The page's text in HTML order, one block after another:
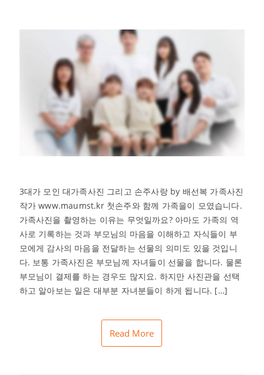
3대가 모인 대가족사진 그리고 손주사랑 by 배선복 가족사진
작가 www.maumst.kr 첫손주와 함께 가족을이 모였습니다.
가족사진을 촬영하는 이유는 무엇일까요? 아마도 가족의 역
사로 기록하는 것과 부모님의 마음을 이해하고 자식들이 부
모에게 감사의 마음을 전달하는 선물의 의미도 있을 것입니
다. 보통 가족사진은 부모님께 자녀들이 선물을 합니다. 물론
부모님이 결제를 하는 경우도 많지요. 하지만 사진관을 선택
하고 알아보는 일은 대부분 자녀분들이 하게 됩니다. […]
Read More